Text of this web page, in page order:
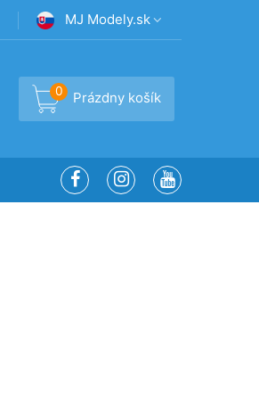
MJ Modely.sk
0 Prázdny košík